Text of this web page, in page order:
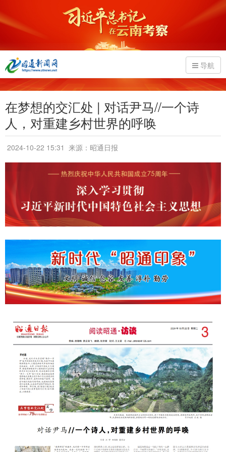
导航
在梦想的交汇处 | 对话尹马//一个诗
人，对重建乡村世界的呼唤
2024-10-22 15:31 来源：昭通日报